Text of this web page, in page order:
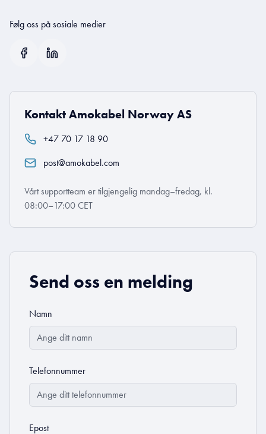
Følg oss på sosiale medier
Kontakt Amokabel Norway AS
+47 70 17 18 90
post@amokabel.com
Vårt supportteam er tilgjengelig mandag–fredag, kl.
08:00–17:00 CET
Send oss en melding
Namn
Telefonnummer
Epost